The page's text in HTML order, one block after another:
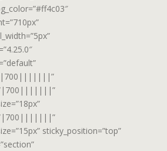
sticky_position=”top”